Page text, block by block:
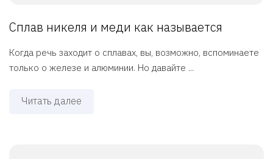
Сплав никеля и меди как называется
Когда речь заходит о сплавах, вы, возможно, вспоминаете
только о железе и алюминии. Но давайте ...
Читать далее